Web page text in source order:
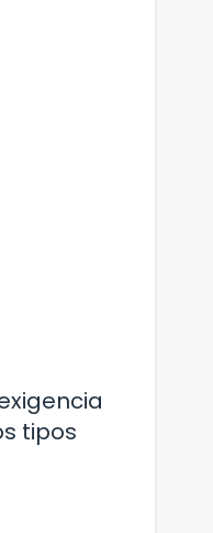
tipos